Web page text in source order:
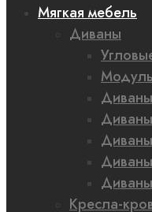
Мягкая мебель
Диваны
Кресла-